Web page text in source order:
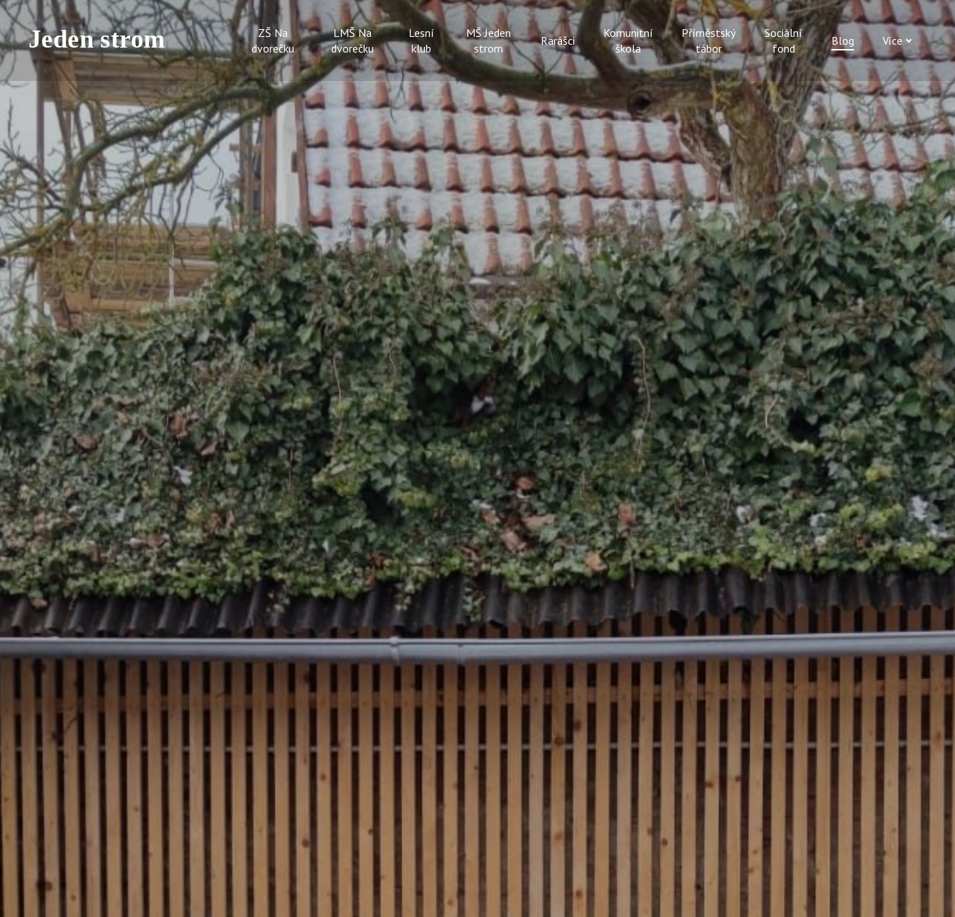
ZŠ Na
dvorečku
LMŠ Na
dvorečku
Lesní
klub
MŠ Jeden
strom
Rarášci
Komunitní
škola
Příměstský
tábor
Sociální
fond
Blog Více